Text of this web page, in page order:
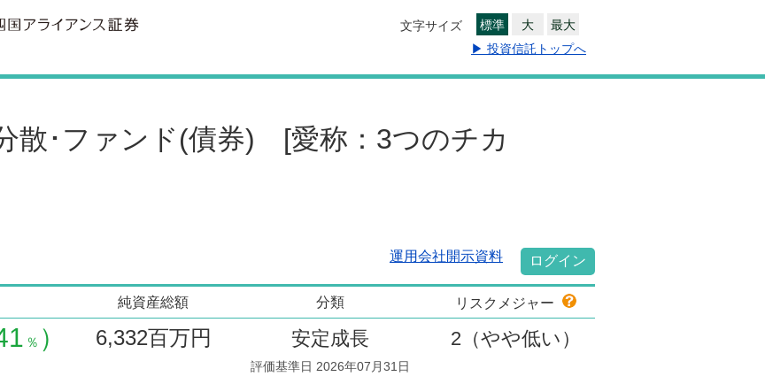
標準 大
最大
▶ 投資信託トップへ
文字サイズ
散･ファンド(債券) [愛称：3つのチカ
運用会社開示資料 ログイン
純資産総額 分類 リスクメジャー
％ ） 6,332百万円 安定成長 2 （やや低い）
評価基準日 2026年07月31日